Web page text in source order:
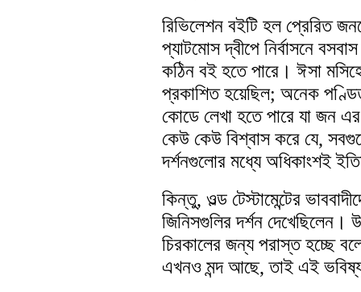
রিভিলেশন বইটি হল প্রেরিত
প্যাটমোস দ্বীপে নির্বাসনে
কঠিন বই হতে পারে। ঈসা
প্রকাশিত হয়েছিল; অনেক
কোডে লেখা হতে পারে যা জন
কেউ কেউ বিশ্বাস করে যে,
দর্শনগুলোর মধ্যে অধিকাংশই
কিন্তু, ওল্ড টেস্টামেন্টের
জিনিসগুলির দর্শন
চিরকালের জন্য পরাস্ত হচ্ছে
এখনও মন্দ আছে, তাই এই